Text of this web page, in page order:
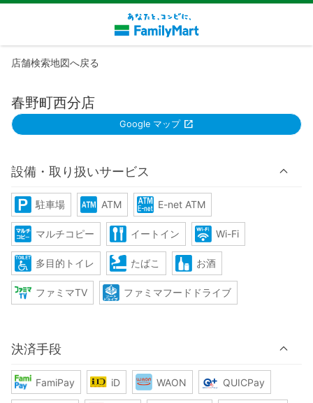
店舗検索地図へ戻る
春野町西分店
Google マップ
設備・取り扱いサービス
駐車場 ATM E-net ATM
マルチコピー イートイン Wi-Fi
多目的トイレ たばこ お酒
ファミマTV ファミマフードドライブ
決済手段
FamiPay iD WAON QUICPay